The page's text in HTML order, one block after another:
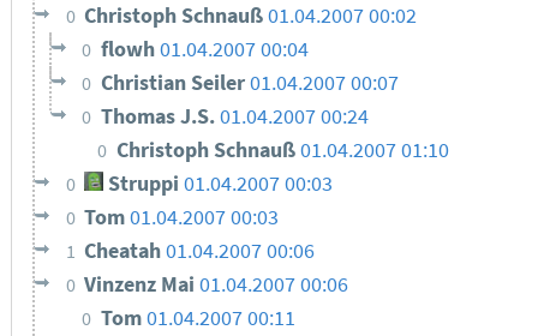
0 Christoph Schnauß01.04.2007 00:02
0 flowh01.04.2007 00:04
0 Christian Seiler01.04.2007 00:07
0 Thomas J.S.01.04.2007 00:24
0 Christoph Schnauß01.04.2007 01:10
0 Struppi 01.04.2007 00:03
0 Tom01.04.2007 00:03
1 Cheatah01.04.2007 00:06
0 Vinzenz Mai01.04.2007 00:06
0 Tom01.04.2007 00:11